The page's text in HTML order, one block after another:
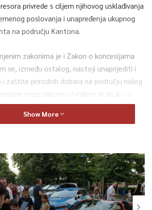
privrede s ciljem njihovog usklađivanja
poslovanja i unapređenja ukupnog
na području Kantona.
zakonima je i Zakon o koncesijama
se, između ostalog, nastoji unaprijediti i
zaštite prirodnih dobara na području našeg
ovog zakona utvrđeno je da je i u
KS neophodno izvršiti određene izmjene s
sa zakonom na federalnom
opredjeljenje da prirodne resurse
u okvire zakona uvedemo sve one koji na
ova dobra. S tim u vezi, ranije smo
a danas je na redovnoj sjednici
Show More